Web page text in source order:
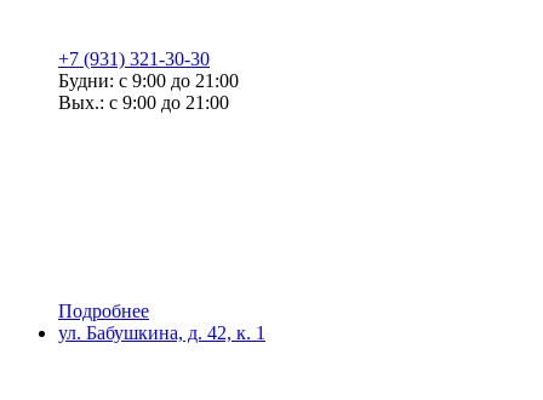
+7 (931) 321-30-30
Будни: с 9:00 до 21:00
Вых.: с 9:00 до 21:00
Подробнее
ул. Бабушкина, д. 42, к. 1